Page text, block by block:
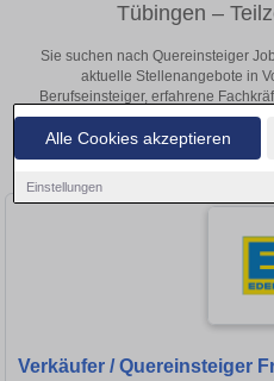
Alle Cookies akzeptieren
Einstellungen
Tübingen –
Sie suchen nach Quereinsteiger
aktuelle Stellenangebote in
Berufseinsteiger, erfahrene
Büro, vor Ort oder remote:
Region und bewerben Sie sich
Stellen in
Verkäufer / Quereinsteiger